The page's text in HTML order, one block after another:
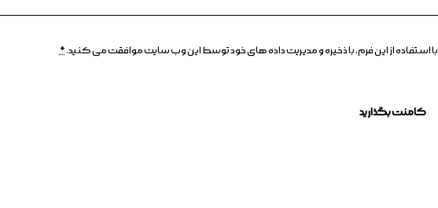
با استفاده از این فرم، با ذخیره و مدیریت داده های خود توسط این وب سایت موافقت می کنید.*